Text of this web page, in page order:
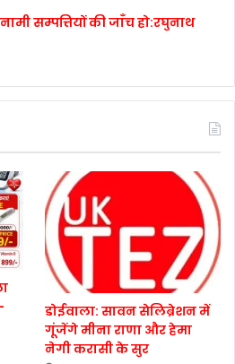
सम्पत्तियों की जाँच हो:रघुनाथ
डोईवाला: सावन सेलिब्रेशन में
गूंजेंगे मीना राणा और हेमा
नेगी करासी के सुर